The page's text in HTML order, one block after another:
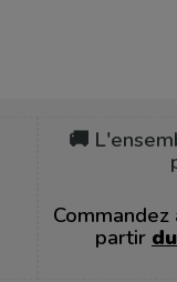
🚚
Commandez
partir